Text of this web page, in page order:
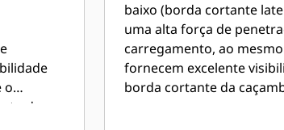
o
de
baixo (borda cortante
uma alta força de
carregamento, ao
fornecem excelente
borda cortante da